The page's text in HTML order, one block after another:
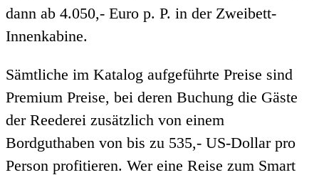
dann ab 4.050,- Euro p. P. in der Zweibett-
Innenkabine.
Sämtliche im Katalog aufgeführte Preise sind
Premium Preise, bei deren Buchung die Gäste
der Reederei zusätzlich von einem
Bordguthaben von bis zu 535,- US-Dollar pro
Person profitieren. Wer eine Reise zum Smart